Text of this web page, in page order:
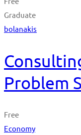
Graduate
bolanakis
Problem
Free
Economy